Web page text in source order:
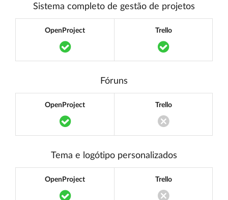
Sistema completo de gestão de projetos
OpenProject
Translation missing:
Trello
Fóruns
OpenProject
Translation missing:
Trello
Translation
Tema e logótipo personalizados
OpenProject
Translation missing:
Trello